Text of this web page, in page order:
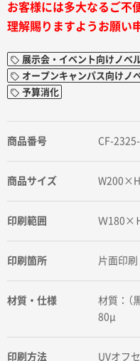
お客様には多大なるご不
理解賜りますようお願い
展示会・イベント向けノベ
オープンキャンパス向けノ
予算消化
商品番号 CF-
商品サイズ
印刷範囲 Ｗ180×
印刷箇所 片面印刷
材質・仕様
材質：（
80μ
印刷方法 UVオフ